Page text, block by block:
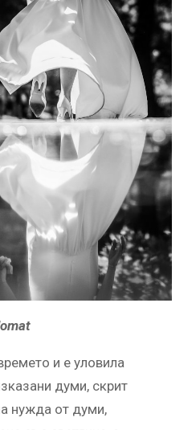
и е уловила
думи, скрит
нужда от думи,